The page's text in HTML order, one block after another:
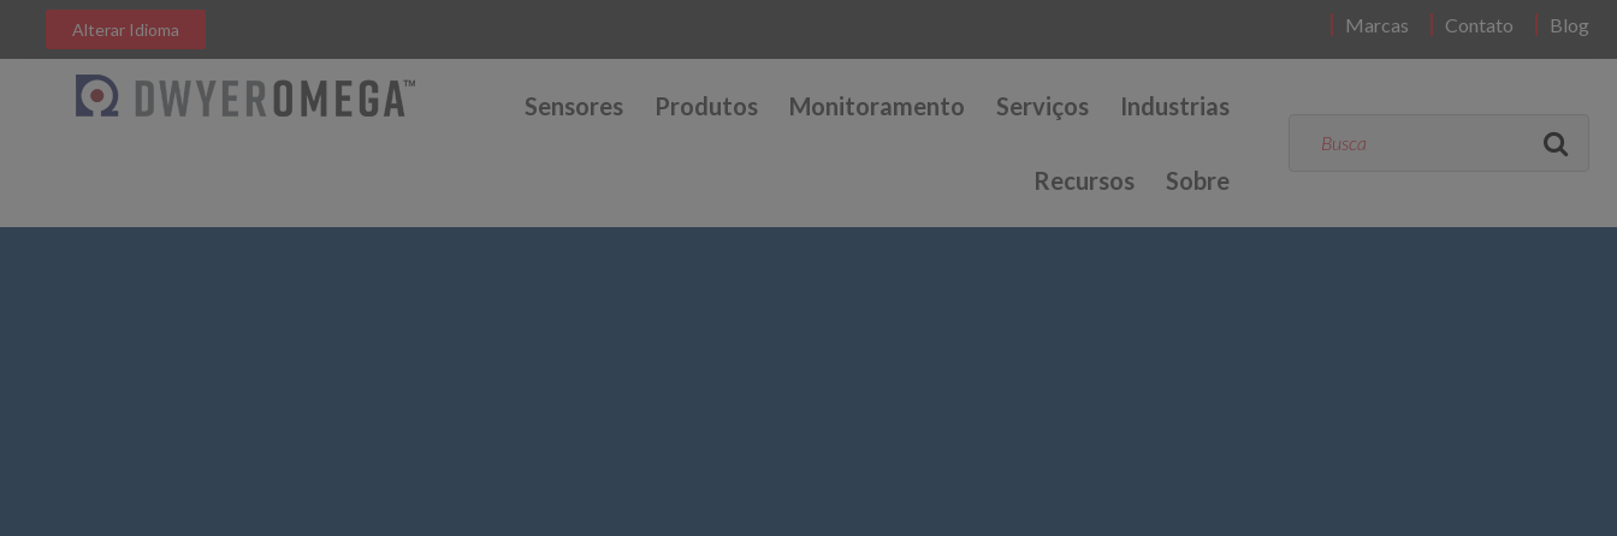
Marcas Contato Blog
Alterar Idioma
Sensores Produtos Monitoramento Serviços Industrias
Recursos Sobre